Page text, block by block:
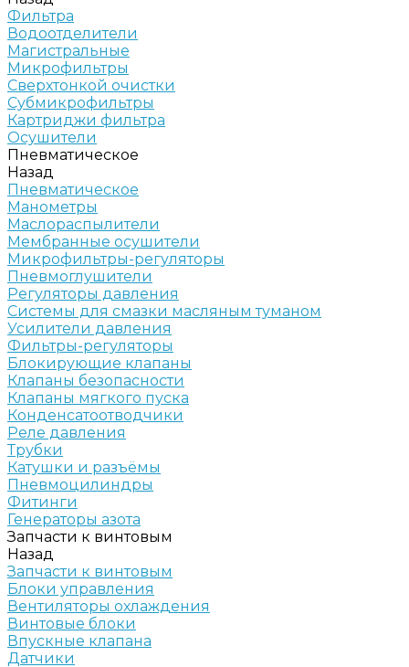
Фильтра
Водоотделители
Магистральные
Микрофильтры
Сверхтонкой очистки
Субмикрофильтры
Картриджи фильтра
Осушители
Пневматическое
Назад
Пневматическое
Манометры
Маслораспылители
Мембранные осушители
Микрофильтры-регуляторы
Пневмоглушители
Регуляторы давления
Системы для смазки масляным туманом
Усилители давления
Фильтры-регуляторы
Блокирующие клапаны
Клапаны безопасности
Клапаны мягкого пуска
Конденсатоотводчики
Реле давления
Трубки
Катушки и разъёмы
Пневмоцилиндры
Фитинги
Генераторы азота
Запчасти к винтовым
Назад
Запчасти к винтовым
Блоки управления
Вентиляторы охлаждения
Винтовые блоки
Впускные клапана
Датчики